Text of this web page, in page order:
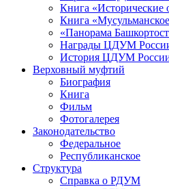
Книга «Исторические
Книга
«Панорама
Награды ЦДУМ
История ЦДУМ
Верховный муфтий
Биография
Книга
Фильм
Фотогалерея
Законодательство
Федеральное
Республиканское
Структура
Справка о РДУМ